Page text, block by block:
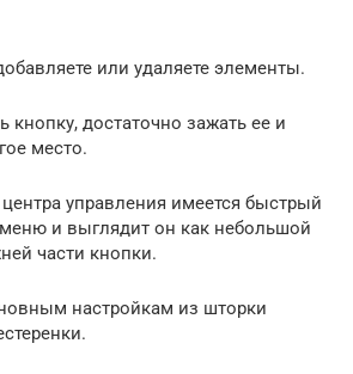
или удаляете элементы.
кнопку, достаточно зажать ее и
место.
управления имеется быстрый
и выглядит он как небольшой
части кнопки.
настройкам из шторки